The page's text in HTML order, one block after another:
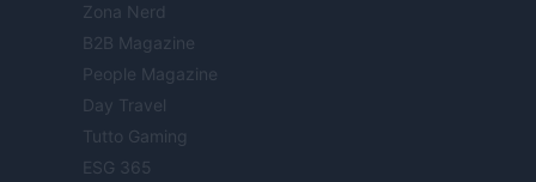
Zona Nerd
B2B Magazine
People Magazine
Day Travel
Tutto Gaming
ESG 365